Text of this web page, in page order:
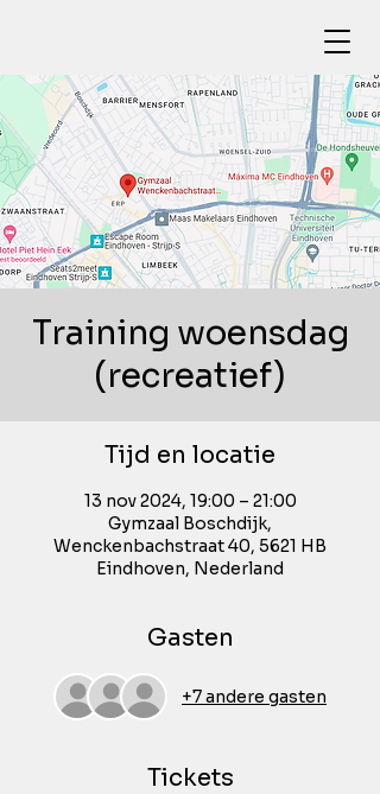
Training woensdag
(recreatief)
Tijd en locatie
13 nov 2024, 19:00 – 21:00
Gymzaal Boschdijk,
Wenckenbachstraat 40, 5621 HB
Eindhoven, Nederland
Gasten
+7 andere gasten
Tickets